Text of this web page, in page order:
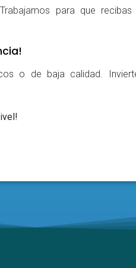
para que
o de baja calidad.